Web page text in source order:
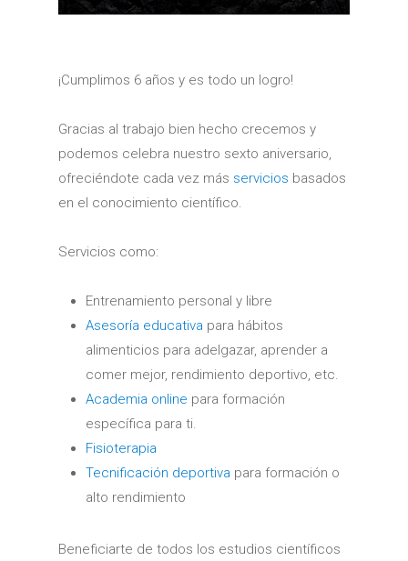
¡Cumplimos 6 años y es todo un logro!
Gracias al trabajo bien hecho crecemos y
podemos celebra nuestro sexto aniversario,
ofreciéndote cada vez más servicios basados
en el conocimiento científico.
Servicios como:
Entrenamiento personal y libre
Asesoría educativa para hábitos
alimenticios para adelgazar, aprender a
comer mejor, rendimiento deportivo, etc.
Academia online para formación
específica para ti.
Fisioterapia
Tecnificación deportiva para formación o
alto rendimiento
Beneficiarte de todos los estudios científicos